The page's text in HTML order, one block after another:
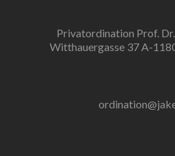
Privatordination Prof.
Witthauergasse 37 A-